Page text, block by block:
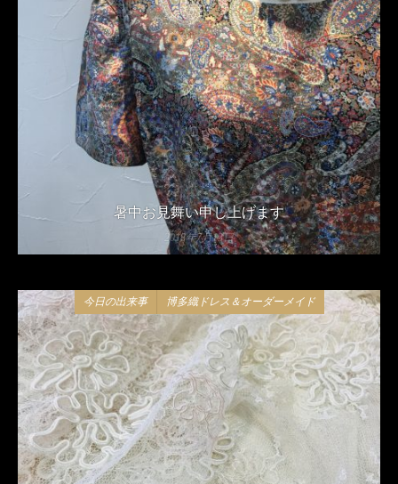
暑中お見舞い申し上げます
2018年7月13日
今日の出来事 博多織ドレス＆オーダーメイド